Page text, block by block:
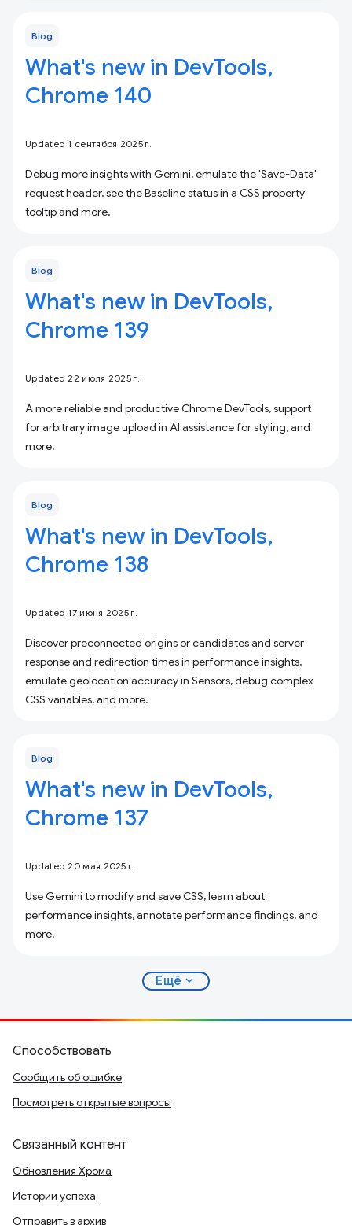
Blog
What's new in DevTools,
Chrome 140
Updated 1 сентября 2025 г.
Debug more insights with Gemini, emulate the 'Save-Data'
request header, see the Baseline status in a CSS property
tooltip and more.
Blog
What's new in DevTools,
Chrome 139
Updated 22 июля 2025 г.
A more reliable and productive Chrome DevTools, support
for arbitrary image upload in AI assistance for styling, and
more.
Blog
What's new in DevTools,
Chrome 138
Updated 17 июня 2025 г.
Discover preconnected origins or candidates and server
response and redirection times in performance insights,
emulate geolocation accuracy in Sensors, debug complex
CSS variables, and more.
Blog
What's new in DevTools,
Chrome 137
Updated 20 мая 2025 г.
Use Gemini to modify and save CSS, learn about
performance insights, annotate performance findings, and
more.
Ещё expand_more
Способствовать
Сообщить об ошибке
Посмотреть открытые вопросы
Связанный контент
Обновления Хрома
Истории успеха
Отправить в архив